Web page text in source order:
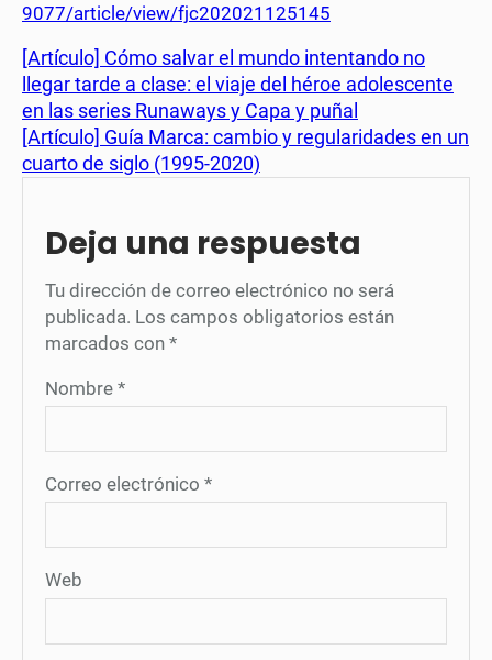
9077/article/view/fjc202021125145
[Artículo] Cómo salvar el mundo intentando no
llegar tarde a clase: el viaje del héroe adolescente
en las series Runaways y Capa y puñal
[Artículo] Guía Marca: cambio y regularidades en un
cuarto de siglo (1995-2020)
Deja una respuesta
Tu dirección de correo electrónico no será
publicada. Los campos obligatorios están
marcados con *
Nombre *
Correo electrónico *
Web